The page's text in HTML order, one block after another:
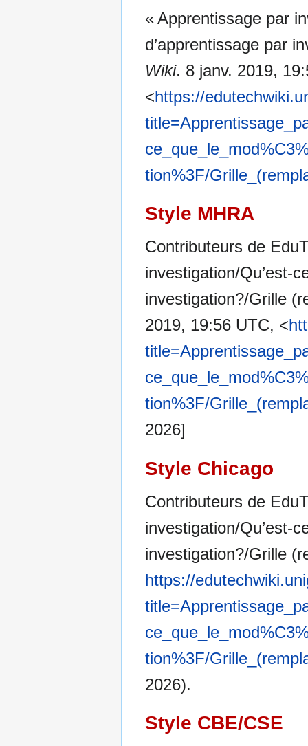
« Apprentissage par
d’apprentissage par
Wiki. 8 janv. 2019,
<https://
tion%3F/
Style MHRA
Contributeurs de
investigation/Qu’est-
investigation?/Grille
2019, 19:56 UTC, <
tion%3F/
2026]
Style Chicago
Contributeurs de
investigation/Qu’est-
investigation?/Grille
https://
tion%3F/
2026).
Style CBE/CSE